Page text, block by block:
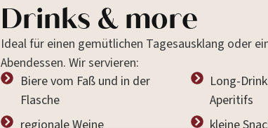
Drinks & more
Ideal für einen gemütlichen Tagesausklang oder
Abendessen. Wir servieren:
Biere vom Faß und in der
Flasche
Long-
Aperitifs